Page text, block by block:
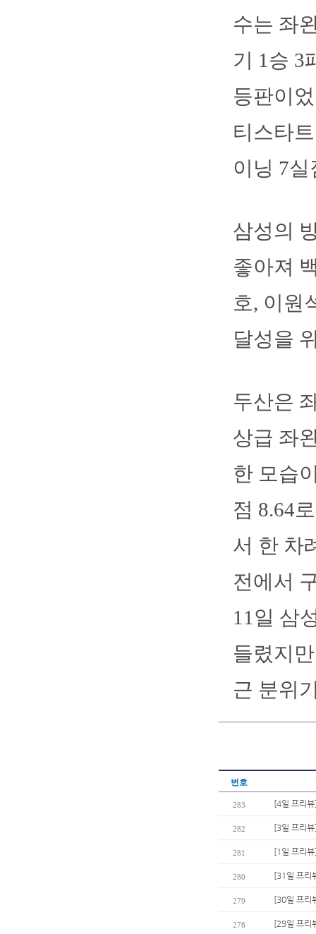
수는 좌
기 1승 3
등판이
티스타
이닝 7
삼성의
좋아져
호, 이원
달성을
두산은
상급 좌
한 모습
점 8.64
서 한 차
전에서
11일 삼
들렸지
근 분위
번호
283 [4일 프리
282 [3일 프리
281 [1일 프리
280 [31일 프리
279 [30일 프리
278 [29일 프리